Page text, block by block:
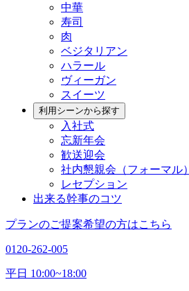
中華
寿司
肉
ベジタリアン
ハラール
ヴィーガン
スイーツ
利用シーンから探す
入社式
忘新年会
歓送迎会
社内懇親会（フォーマル）
レセプション
出来る幹事のコツ
プランのご提案希望の方はこちら
0120-262-005
平日 10:00~18:00